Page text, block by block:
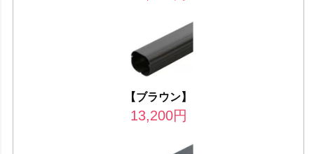
【ブラウン】
13,200円